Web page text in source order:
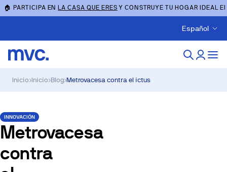
🏠 PARTICIPA ENLA CASA QUE ERES Y CONSTRUYE TU HOGAR IDEAL
Español
Inicio›Inicio›Blog›Metrovacesa contra el ictus
INNOVACIÓN
Metrovacesa
contra